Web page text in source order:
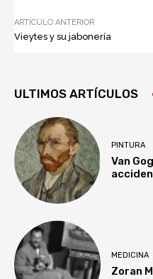
ARTÍCULO ANTERIOR
Vieytes y su jabonería
ULTIMOS ARTÍCULOS
PINTURA
Van
MEDICINA
Zoran